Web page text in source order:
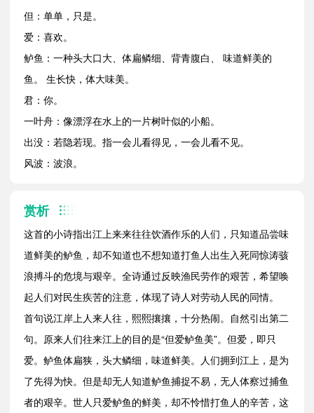
但：单单，只是。
爱：喜欢。
鲈鱼：一种头大口大、体扁鳞细、背青腹白、 味道鲜美的
鱼。 生长快，体大味美。
君：你。
一叶舟：像漂浮在水上的一片树叶似的小船。
出没：若隐若现。指一会儿看得见，一会儿看不见。
风波：波浪。
赏析
这首的小诗指出江上来来往往饮酒作乐的人们，只知道品尝味
道鲜美的鲈鱼，却不知道也不想知道打鱼人出生入死同惊涛骇
浪搏斗的危境与艰辛。全诗通过反映渔民劳作的艰苦，希望唤
起人们对民生疾苦的注意，体现了诗人对劳动人民的同情。
首句说江岸上人来人往，熙熙攘攘，十分热闹。自然引出第二
句。原来人们往来江上的目的是“但爱鲈鱼美”。但爱，即只
爱。鲈鱼体扁狭，头大鳞细，味道鲜美。人们拥到江上，是为
了先得为快。但是却无人知道鲈鱼捕捉不易，无人体察过捕鱼
者的艰辛。世人只爱鲈鱼的鲜美，却不怜惜打鱼人的辛苦，这